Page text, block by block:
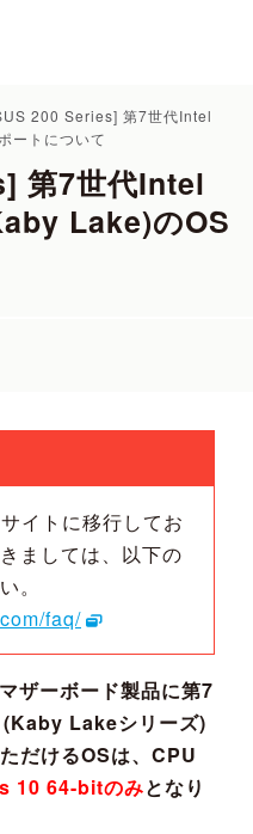
200 Series] 第7世代Intel
ートについて
第7世代Intel
Lake)のOS
イトに移行してお
ましては、以下の
。
faq/
ザーボード製品に第7
Lakeシリーズ)
だけるOSは、CPU
10 64-bitのみとなり